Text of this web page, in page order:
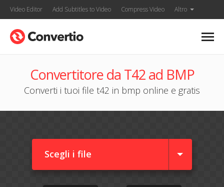
Video Editor Add Subtitles to Video Compress Video Altro
Convertitore da T42 ad BMP
Converti i tuoi file t42 in bmp online e gratis
Scegli i file